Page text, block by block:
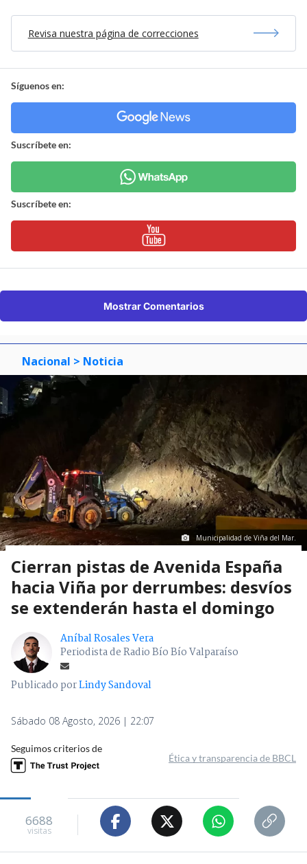
Revisa nuestra página de correcciones
Síguenos en:
Suscríbete en:
Suscríbete en:
Mostrar Comentarios
Nacional > Noticia
Municipalidad de Viña del Mar.
Cierran pistas de Avenida España
hacia Viña por derrumbes: desvíos
se extenderán hasta el domingo
Aníbal Rosales Vera
Periodista de Radio Bío Bío Valparaíso
Publicado porLindy Sandoval
Sábado 08 Agosto, 2026 | 22:07
Seguimos criterios de
Ética y transparencia de BBCL
6688
visitas